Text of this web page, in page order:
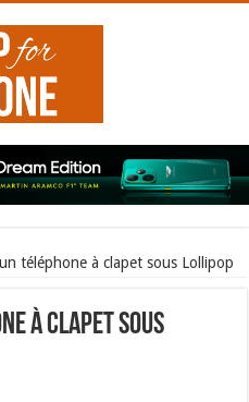
téléphone à clapet sous Lollipop
à clapet sous